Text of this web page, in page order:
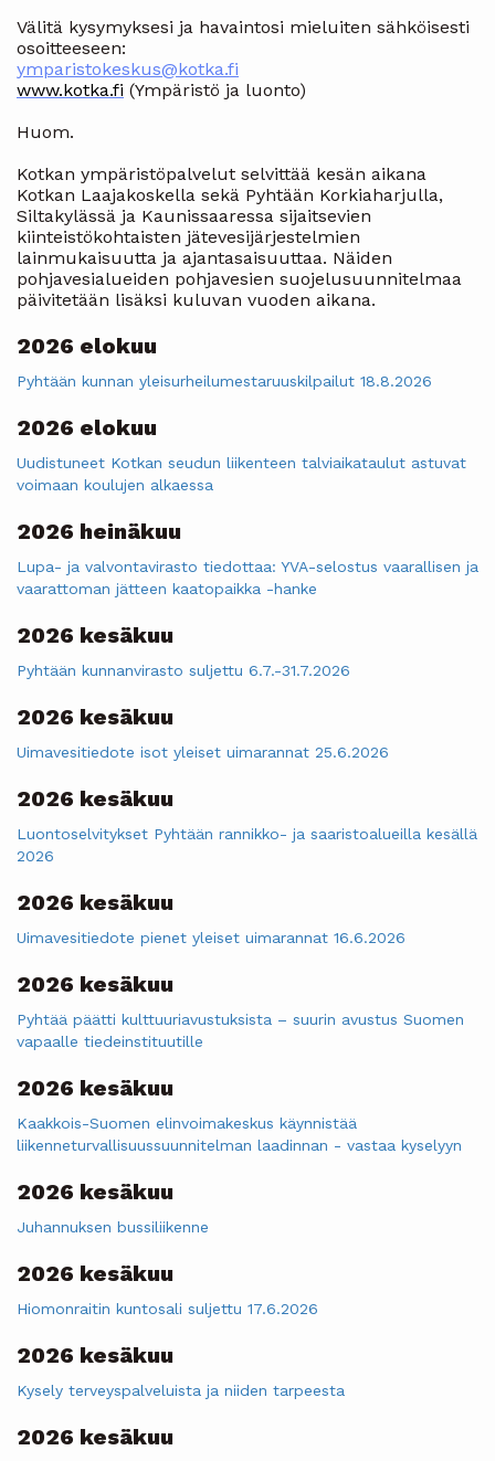
Välitä kysymyksesi ja havaintosi mieluiten sähköisesti
osoitteeseen:
ymparistokeskus@kotka.fi
www.kotka.fi (Ympäristö ja luonto)
Huom.
Kotkan ympäristöpalvelut selvittää kesän aikana
Kotkan Laajakoskella sekä Pyhtään Korkiaharjulla,
Siltakylässä ja Kaunissaaressa sijaitsevien
kiinteistökohtaisten jätevesijärjestelmien
lainmukaisuutta ja ajantasaisuuttaa. Näiden
pohjavesialueiden pohjavesien suojelusuunnitelmaa
päivitetään lisäksi kuluvan vuoden aikana.
2026 elokuu
Pyhtään kunnan yleisurheilumestaruuskilpailut 18.8.2026
2026 elokuu
Uudistuneet Kotkan seudun liikenteen talviaikataulut astuvat
voimaan koulujen alkaessa
2026 heinäkuu
Lupa- ja valvontavirasto tiedottaa: YVA-selostus vaarallisen ja
vaarattoman jätteen kaatopaikka -hanke
2026 kesäkuu
Pyhtään kunnanvirasto suljettu 6.7.-31.7.2026
2026 kesäkuu
Uimavesitiedote isot yleiset uimarannat 25.6.2026
2026 kesäkuu
Luontoselvitykset Pyhtään rannikko- ja saaristoalueilla kesällä
2026
2026 kesäkuu
Uimavesitiedote pienet yleiset uimarannat 16.6.2026
2026 kesäkuu
Pyhtää päätti kulttuuriavustuksista – suurin avustus Suomen
vapaalle tiedeinstituutille
2026 kesäkuu
Kaakkois-Suomen elinvoimakeskus käynnistää
liikenneturvallisuussuunnitelman laadinnan - vastaa kyselyyn
2026 kesäkuu
Juhannuksen bussiliikenne
2026 kesäkuu
Hiomonraitin kuntosali suljettu 17.6.2026
2026 kesäkuu
Kysely terveyspalveluista ja niiden tarpeesta
2026 kesäkuu